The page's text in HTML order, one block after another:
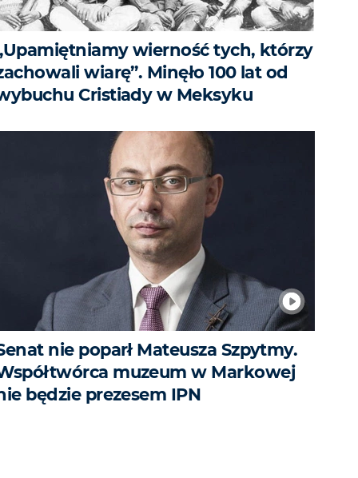
wierność tych, którzy
wiarę”. Minęło 100 lat od
Cristiady w Meksyku
nie poparł Mateusza Szpytmy.
muzeum w Markowej
będzie prezesem IPN